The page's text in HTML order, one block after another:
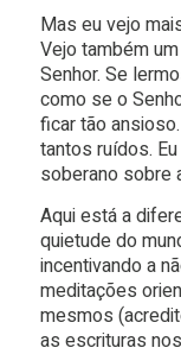
Mas eu vejo
Vejo também
Senhor. Se
como se o
ficar tão
tantos ruídos.
soberano sobre
Aqui está a
quietude do
incentivando a
meditações
mesmos
as escrituras